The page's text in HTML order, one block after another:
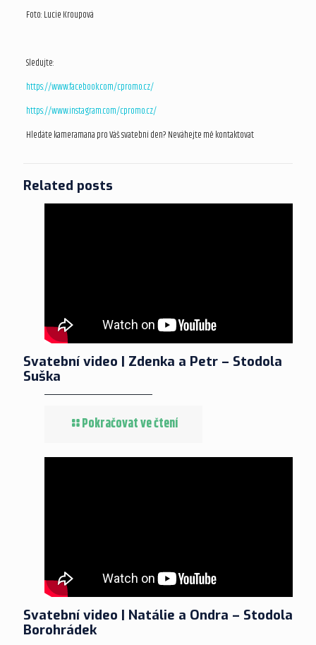
Foto: Lucie Kroupová
Sledujte:
https://www.facebook.com/cpromo.cz/
https://www.instagram.com/cpromo.cz/
Hledáte kameramana pro Váš svatební den? Neváhejte mě kontaktovat
Related posts
Svatební video | Zdenka a Petr – Stodola
Suška
Pokračovat ve čtení
Svatební video | Natálie a Ondra – Stodola
Borohrádek